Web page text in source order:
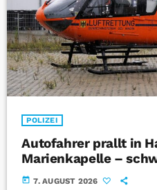
POLIZEI
Autofahrer prallt in
Marienkapelle –
today 7. AUGUST 2026